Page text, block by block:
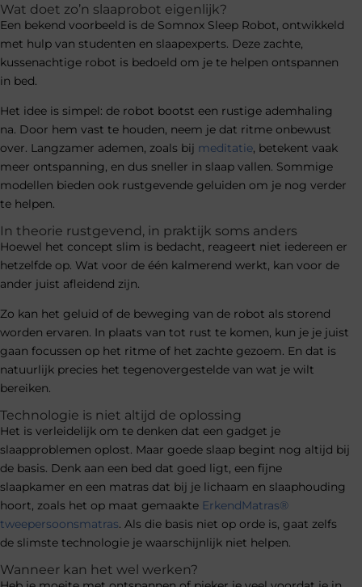
Wat doet zo’n slaaprobot eigenlijk?
Een bekend voorbeeld is de Somnox Sleep Robot, ontwikkeld
met hulp van studenten en slaapexperts. Deze zachte,
kussenachtige robot is bedoeld om je te helpen ontspannen
in bed.
Het idee is simpel: de robot bootst een rustige ademhaling
na. Door hem vast te houden, neem je dat ritme onbewust
over. Langzamer ademen, zoals bij meditatie, betekent vaak
meer ontspanning, en dus sneller in slaap vallen. Sommige
modellen bieden ook rustgevende geluiden om je nog verder
te helpen.
In theorie rustgevend, in praktijk soms anders
Hoewel het concept slim is bedacht, reageert niet iedereen er
hetzelfde op. Wat voor de één kalmerend werkt, kan voor de
ander juist afleidend zijn.
Zo kan het geluid of de beweging van de robot als storend
worden ervaren. In plaats van tot rust te komen, kun je je juist
gaan focussen op het ritme of het zachte gezoem. En dat is
natuurlijk precies het tegenovergestelde van wat je wilt
bereiken.
Technologie is niet altijd de oplossing
Het is verleidelijk om te denken dat een gadget je
slaapproblemen oplost. Maar goede slaap begint nog altijd bij
de basis. Denk aan een bed dat goed ligt, een fijne
slaapkamer en een matras dat bij je lichaam en slaaphouding
hoort, zoals het op maat gemaakte ErkendMatras®
tweepersoonsmatras. Als die basis niet op orde is, gaat zelfs
de slimste technologie je waarschijnlijk niet helpen.
Wanneer kan het wel werken?